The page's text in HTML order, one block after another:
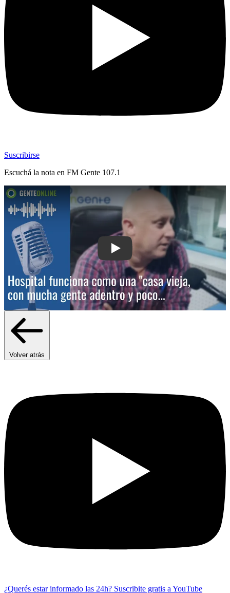
Suscribirse
Escuchá la nota en FM Gente 107.1
Play: Hospital funciona como una
Volver atrás
¿Querés estar informado las 24h? Suscribite gratis a YouTube